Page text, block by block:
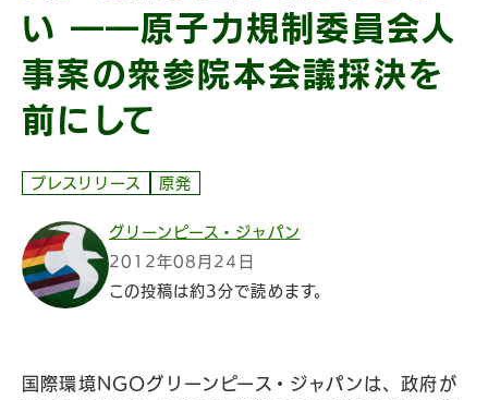
い ――原子力規制委員会人
事案の衆参院本会議採決を
前にして
プレスリリース 原発
グリーンピース・ジャパン
2012年08月24日
この投稿は約3分で読めます。
国際環境NGOグリーンピース・ジャパンは、政府が